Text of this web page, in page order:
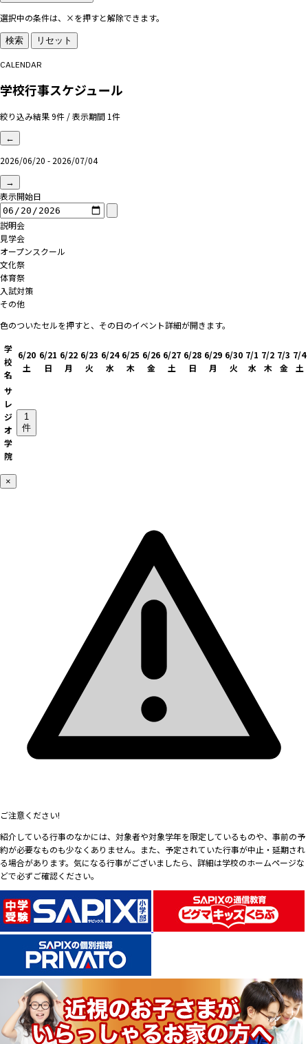
選択中の条件は、×を押すと解除できます。
検索 リセット
CALENDAR
学校行事スケジュール
絞り込み結果 9件 / 表示期間 1件
←
2026/06/20 - 2026/07/04
→
表示開始日
説明会
見学会
オープンスクール
文化祭
体育祭
入試対策
その他
色のついたセルを押すと、その日のイベント詳細が開きます。
学
校
名
6/20
土
6/21
日
6/22
月
6/23
火
6/24
水
6/25
木
6/26
金
6/27
土
6/28
日
6/29
月
6/30
火
7/1
水
7/2
木
7/3
金
7/4
土
サ
レ
ジ
オ
学
院
1
件
×
ご注意ください!
紹介している行事のなかには、対象者や対象学年を限定しているものや、事前の予
約が必要なものも少なくありません。また、予定されていた行事が中止・延期され
る場合があります。気になる行事がございましたら、詳細は学校のホームページな
どで必ずご確認ください。